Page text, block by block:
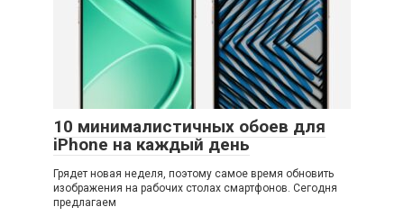
10 минималистичных обоев для
iPhone на каждый день
Грядет новая неделя, поэтому самое время обновить
изображения на рабочих столах смартфонов. Сегодня
предлагаем